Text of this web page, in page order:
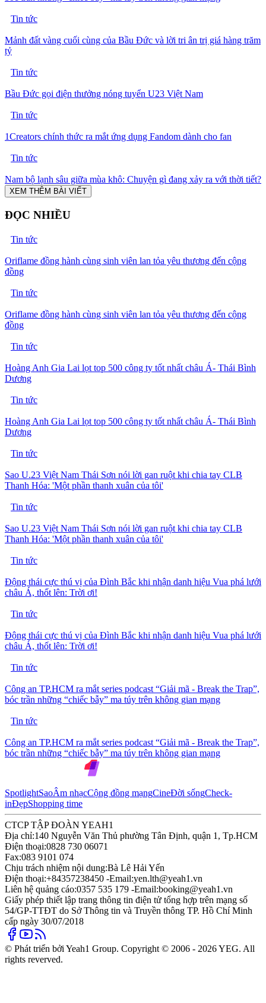
Tin tức
Mảnh đất vàng cuối cùng của Bầu Đức và lời tri ân trị giá hàng trăm
tỷ
Tin tức
Bầu Đức gọi điện thưởng nóng tuyển U23 Việt Nam
Tin tức
1Creators chính thức ra mắt ứng dụng Fandom dành cho fan
Tin tức
Nam bộ lạnh sâu giữa mùa khô: Chuyện gì đang xảy ra với thời tiết?
XEM THÊM BÀI VIẾT
ĐỌC NHIỀU
Tin tức
Oriflame đồng hành cùng sinh viên lan tỏa yêu thương đến cộng
đồng
Tin tức
Oriflame đồng hành cùng sinh viên lan tỏa yêu thương đến cộng
đồng
Tin tức
Hoàng Anh Gia Lai lọt top 500 công ty tốt nhất châu Á- Thái Bình
Dương
Tin tức
Hoàng Anh Gia Lai lọt top 500 công ty tốt nhất châu Á- Thái Bình
Dương
Tin tức
Sao U.23 Việt Nam Thái Sơn nói lời gan ruột khi chia tay CLB
Thanh Hóa: 'Một phần thanh xuân của tôi'
Tin tức
Sao U.23 Việt Nam Thái Sơn nói lời gan ruột khi chia tay CLB
Thanh Hóa: 'Một phần thanh xuân của tôi'
Tin tức
Động thái cực thú vị của Đình Bắc khi nhận danh hiệu Vua phá lưới
châu Á, thốt lên: Trời ơi!
Tin tức
Động thái cực thú vị của Đình Bắc khi nhận danh hiệu Vua phá lưới
châu Á, thốt lên: Trời ơi!
Tin tức
Công an TP.HCM ra mắt series podcast “Giải mã - Break the Trap”,
bóc trần những “chiếc bẫy” ma túy trên không gian mạng
Tin tức
Công an TP.HCM ra mắt series podcast “Giải mã - Break the Trap”,
bóc trần những “chiếc bẫy” ma túy trên không gian mạng
SpotlightSaoÂm nhạcCộng đồng mạngCineĐời sốngCheck-
inĐẹpShopping time
CTCP TẬP ĐOÀN YEAH1
Địa chỉ:140 Nguyễn Văn Thủ phường Tân Định, quận 1, Tp.HCM
Điện thoại:0828 730 06071
Fax:083 9101 074
Chịu trách nhiệm nội dung:Bà Lê Hải Yến
Điện thoại:+84357238450 -Email:yen.lth@yeah1.vn
Liên hệ quảng cáo:0357 535 179 -Email:booking@yeah1.vn
Giấy phép thiết lập trang thông tin điện tử tổng hợp trên mạng số
54/GP-TTĐT do Sở Thông tin và Truyền thông TP. Hồ Chí Minh
cấp ngày 30/07/2018
© Phát triển bởi Yeah1 Group. Copyright © 2006 - 2026 YEG. All
rights reverved.